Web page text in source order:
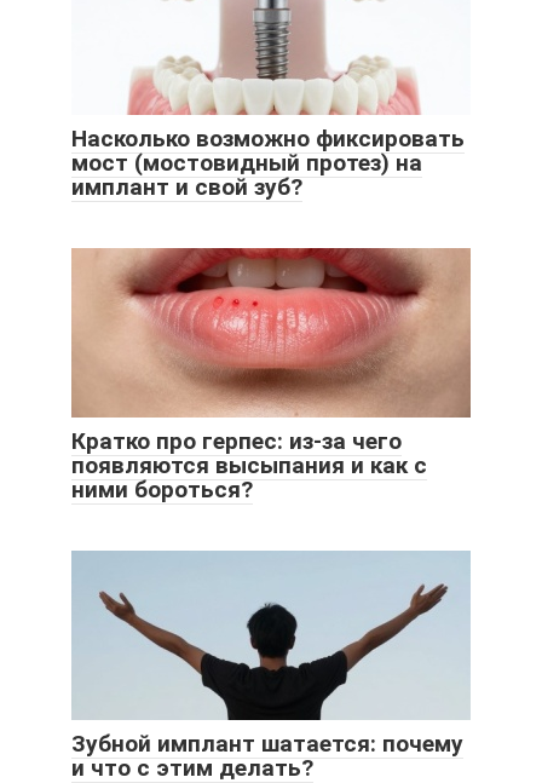
Насколько возможно фиксировать
мост (мостовидный протез) на
имплант и свой зуб?
Кратко про герпес: из-за чего
появляются высыпания и как с
ними бороться?
Зубной имплант шатается: почему
и что с этим делать?